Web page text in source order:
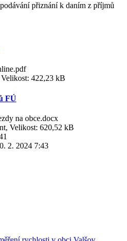
přiznání k daním z příjmů
422,23 kB
FÚ
na obce.docx
Velikost: 620,52 kB
2. 2024 7:43